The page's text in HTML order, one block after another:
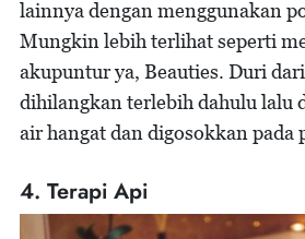
lainnya dengan menggunakan
Mungkin lebih terlihat seperti
akupuntur ya, Beauties. Duri
dihilangkan terlebih dahulu lalu
air hangat dan digosokkan pada
4. Terapi Api